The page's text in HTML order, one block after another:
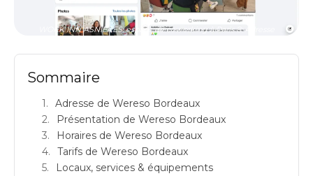
WORK INN ASNIERES: espace de coworking à Paris 8: Adresse
Sommaire
Adresse de Wereso Bordeaux
Présentation de Wereso Bordeaux
Horaires de Wereso Bordeaux
Tarifs de Wereso Bordeaux
Locaux, services & équipements